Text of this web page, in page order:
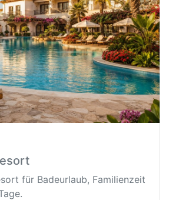
für Badeurlaub, Familienzeit